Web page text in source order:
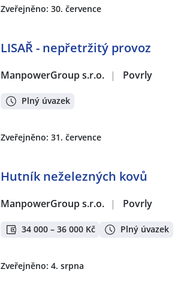
Zveřejněno: 30. července
LISAŘ - nepřetržitý provoz
ManpowerGroup s.r.o. | Povrly
Plný úvazek
Zveřejněno: 31. července
Hutník neželezných kovů
ManpowerGroup s.r.o. | Povrly
34 000 – 36 000 Kč Plný úvazek
Zveřejněno: 4. srpna